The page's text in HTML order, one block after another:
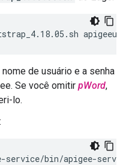
nome de usuário e a senha
Se você omitir pWord,
lo.
:
service/bin/apigee-